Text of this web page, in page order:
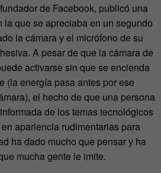
de Facebook, publicó una
la que se apreciaba en un segundo
la cámara y el micrófono de su
A pesar de que la cámara de
activarse sin que se encienda
(la energía pasa antes por ese
el hecho de que una persona
de los temas tecnológicos
apariencia rudimentarias para
ha dado mucho que pensar y ha
mucha gente le imite.